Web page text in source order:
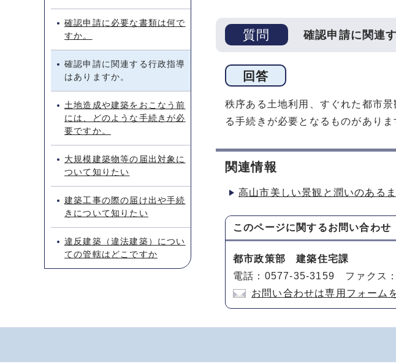
質問 確認申請に関連
回答
秩序ある土地利用、すぐれた都市
る手続きが必要となるものがありま
関連情報
高山市美しい景観と潤いのある
このページに関するお問い合わせ
都市政策部 建築住宅課
電話：0577-35-3159 ファクス
お問い合わせは専用フォーム
確認申請に必要な書類は何で
すか。
確認申請に関連する行政指導
はありますか。
土地造成や建築をおこなう前
には、どのような手続きが必
要ですか。
大規模建築物等の届出対象に
ついて知りたい
建築工事の際の届け出や手続
きについて知りたい
違反建築（違法建築）につい
ての管轄はどこですか